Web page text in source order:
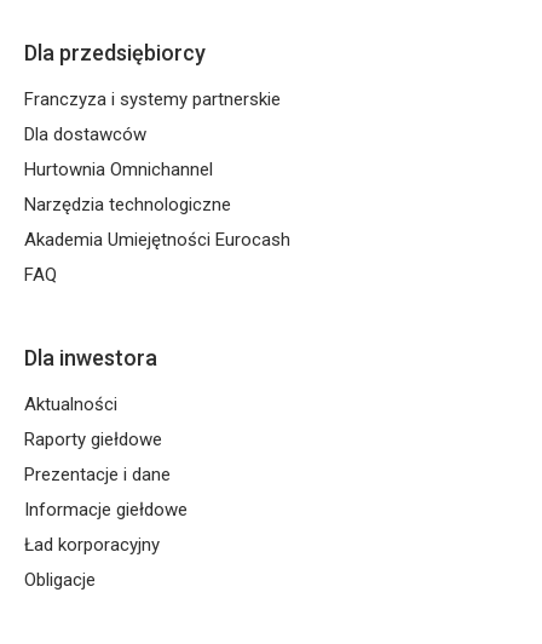
Dla przedsiębiorcy
Franczyza i systemy partnerskie
Dla dostawców
Hurtownia Omnichannel
Narzędzia technologiczne
Akademia Umiejętności Eurocash
FAQ
Dla inwestora
Aktualności
Raporty giełdowe
Prezentacje i dane
Informacje giełdowe
Ład korporacyjny
Obligacje